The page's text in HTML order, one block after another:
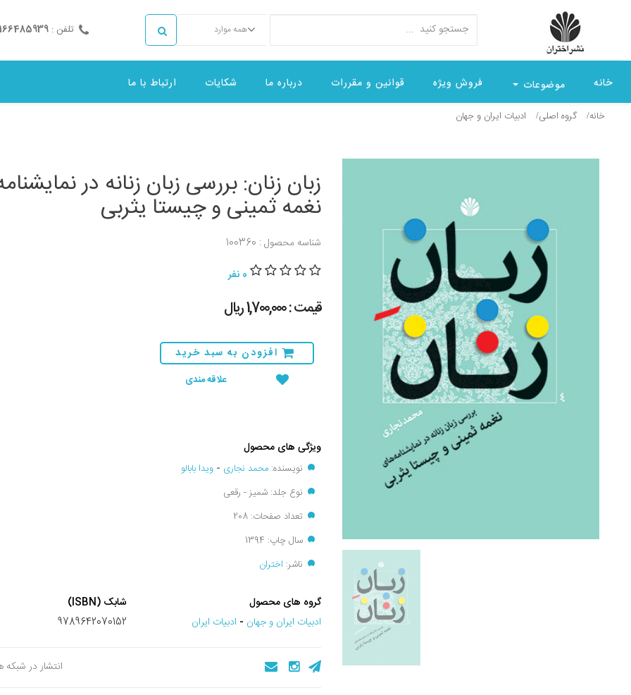
همه موارد تلفن :
خانه موضوعات فروش ویژه قوانین و مقررات درباره ما شکایات ارتباط با ما
خانه گروه اصلی ادبيات ايران و جهان
زبان زنان: بررسی زبان زنانه در
نغمه ثمینی و چیستا یثربی
شناسه محصول : 100360
0 نفر
قیمت : 1,700,000 ريال
افزودن به سبد خرید
علاقه مندی
ویژگی های محصول
نویسنده: محمد نجاری - ویدا بابالو
نوع جلد: شمیز - رقعی
تعداد صفحات: 208
سال چاپ: 1394
ناشر: اختران
گروه های محصول
ادبيات ايران و جهان - ادبیات ایران
شابک (ISBN)
9789642070152
انتشار در